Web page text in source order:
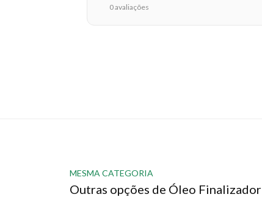
0 avaliações
MESMA CATEGORIA
Outras opções de Óleo Finalizador